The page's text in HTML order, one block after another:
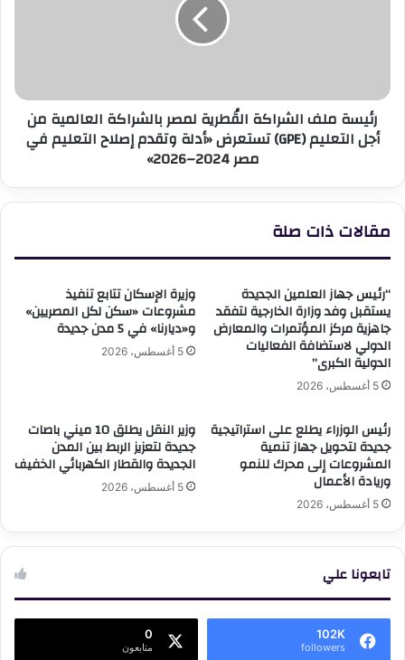
مع
وزارة
الصناعة
أجل
التعليم
التعليم
2026»
رئيسة ملف الشراكة القُطرية لمصر بالشراكة العالمية من
أجل التعليم (GPE) تستعرض «أدلة وتقدم إصلاح التعليم في
مصر 2024–2026»
مقالات ذات صلة
“رئيس جهاز العلمين الجديدة
يستقبل وفد وزارة الخارجية لتفقد
جاهزية مركز المؤتمرات والمعارض
الدولي لاستضافة الفعاليات
الدولية الكبرى”
5 أغسطس، 2026
وزيرة الإسكان تتابع تنفيذ
مشروعات «سكن لكل المصريين»
و«ديارنا» في 5 مدن جديدة
5 أغسطس، 2026
رئيس الوزراء يطلع على استراتيجية
جديدة لتحويل جهاز تنمية
المشروعات إلى محرك للنمو
وريادة الأعمال
5 أغسطس، 2026
وزير النقل يطلق 10 ميني باصات
جديدة لتعزيز الربط بين المدن
الجديدة والقطار الكهربائي الخفيف
5 أغسطس، 2026
تابعونا علي
102K
followers
0
متابعون